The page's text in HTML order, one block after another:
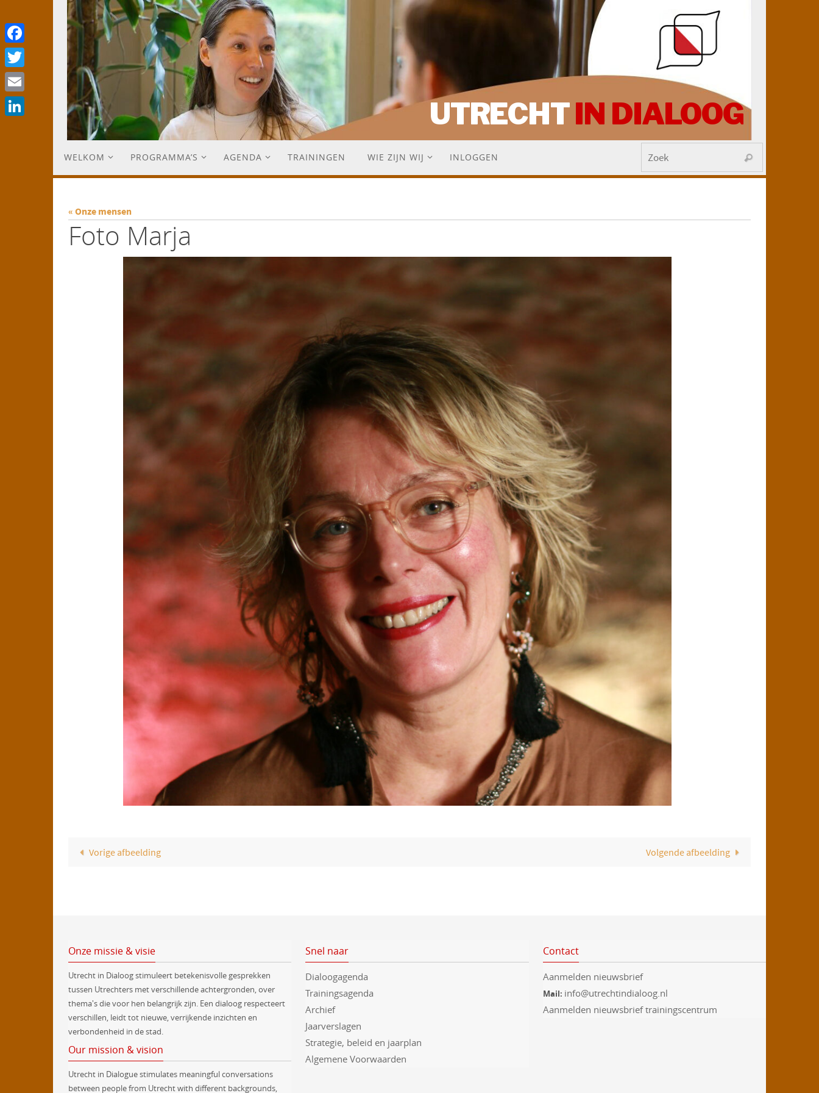
UTRECHTIN DIALOOG
WELKOM PROGRAMMA’S AGENDA TRAININGEN WIE ZIJN WIJ INLOGGEN
« Onze mensen
Foto Marja
Vorige afbeelding Volgende afbeelding
Onze missie & visie
Utrecht in Dialoog stimuleert betekenisvolle gesprekken
tussen Utrechters met verschillende achtergronden, over
thema's die voor hen belangrijk zijn. Een dialoog respecteert
verschillen, leidt tot nieuwe, verrijkende inzichten en
verbondenheid in de stad.
Our mission & vision
Utrecht in Dialogue stimulates meaningful conversations
between people from Utrecht with different backgrounds,
Snel naar
Dialoogagenda
Trainingsagenda
Archief
Jaarverslagen
Strategie, beleid en jaarplan
Algemene Voorwaarden
Contact
Aanmelden nieuwsbrief
Mail: info@utrechtindialoog.nl
Aanmelden nieuwsbrief trainingscentrum
Facebook
Twitter
Email